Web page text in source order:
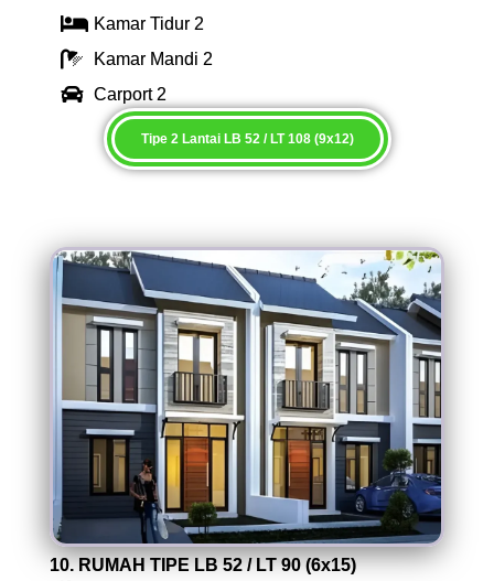
Kamar Tidur 2
Kamar Mandi 2
Carport 2
Tipe 2 Lantai LB 52 / LT 108 (9x12)
10. RUMAH TIPE LB 52 / LT 90 (6x15)